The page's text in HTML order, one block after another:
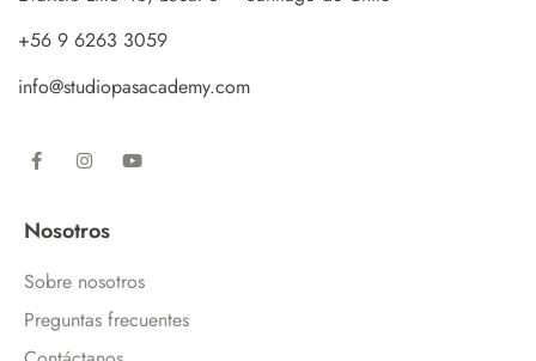
+56 9 6263 3059
info@studiopasacademy.com
Nosotros
Sobre nosotros
Preguntas frecuentes